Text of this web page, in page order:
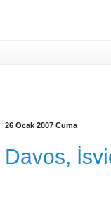
26 Ocak 2007 Cuma
Davos,